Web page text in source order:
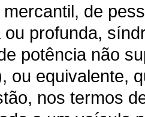
de
ou profunda,
potência não
ou equivalente,
nos termos